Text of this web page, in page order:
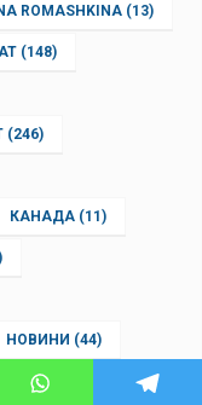
ROMASHKINA (13)
(148)
(246)
КАНАДА (11)
НОВИНИ (44)
(2042)